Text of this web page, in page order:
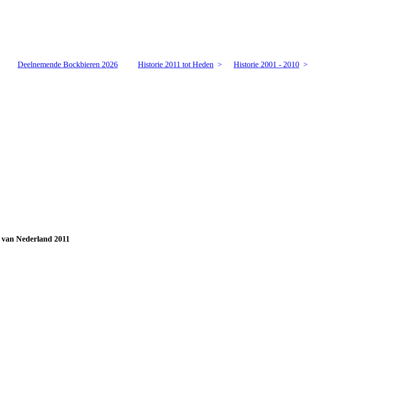
Deelnemende Bockbieren 2026 Historie 2011 tot Heden Historie 2001 - 2010
Nederland 2011